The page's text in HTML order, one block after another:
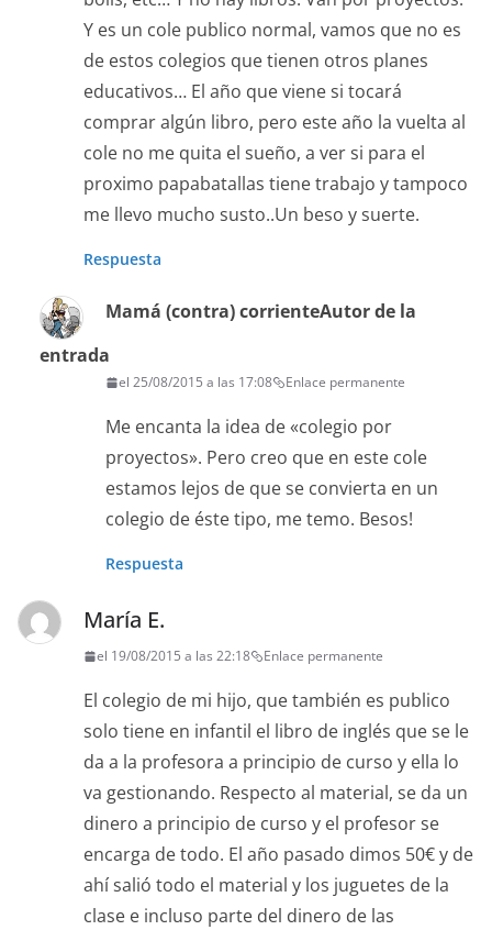
Y es un cole publico normal, vamos que no es
de estos colegios que tienen otros planes
educativos… El año que viene si tocará
comprar algún libro, pero este año la vuelta al
cole no me quita el sueño, a ver si para el
proximo papabatallas tiene trabajo y tampoco
me llevo mucho susto..Un beso y suerte.
Respuesta
Mamá (contra) corrienteAutor de la
entrada
el 25/08/2015 a las 17:08 Enlace permanente
Me encanta la idea de «colegio por
proyectos». Pero creo que en este cole
estamos lejos de que se convierta en un
colegio de éste tipo, me temo. Besos!
Respuesta
María E.
el 19/08/2015 a las 22:18 Enlace permanente
El colegio de mi hijo, que también es publico
solo tiene en infantil el libro de inglés que se le
da a la profesora a principio de curso y ella lo
va gestionando. Respecto al material, se da un
dinero a principio de curso y el profesor se
encarga de todo. El año pasado dimos 50€ y de
ahí salió todo el material y los juguetes de la
clase e incluso parte del dinero de las